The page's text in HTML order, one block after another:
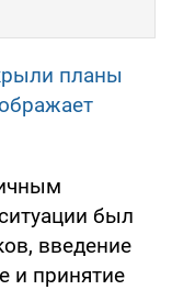
планы
был
введение
и принятие